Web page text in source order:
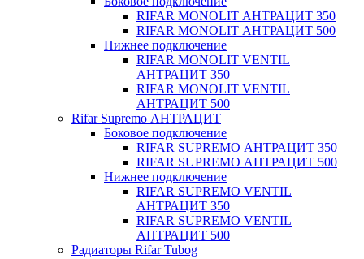
RIFAR MONOLIT АНТРАЦИТ 350
RIFAR MONOLIT АНТРАЦИТ 500
Нижнее подключение
RIFAR MONOLIT VENTIL
АНТРАЦИТ 350
RIFAR MONOLIT VENTIL
АНТРАЦИТ 500
Rifar Supremo АНТРАЦИТ
Боковое подключение
RIFAR SUPREMO АНТРАЦИТ 350
RIFAR SUPREMO АНТРАЦИТ 500
Нижнее подключение
RIFAR SUPREMO VENTIL
АНТРАЦИТ 350
RIFAR SUPREMO VENTIL
АНТРАЦИТ 500
Радиаторы Rifar Tubog